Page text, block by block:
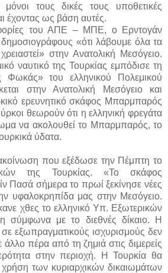
τους δικές τους υποθετικές
έχοντας ως βάση αυτές.
του ΑΠΕ – ΜΠΕ, ο Ερντογάν
«ότι λάβουμε όλα τα
στην Ανατολική Μεσόγειο.
ναυτικό της Τουρκίας εμπόδισε τη
Φωκάς» του ελληνικού Πολεμικού
στην Ανατολική Μεσόγειο και
ερευνητικό σκάφος Μπαρμπαρός
θεωρούν ότι η ελληνική φρεγάτα
να ακολουθεί το Μπαρμπαρός, το
ύδατα.
που εξέδωσε την Πέμπτη το
της Τουρκίας. «Το σκάφος
Πασά σήμερα το πρωί ξεκίνησε νέες
υφαλοκρηπίδα μας στην Μεσόγειο.
χθες το ελληνικό Υπ. Εξωτερικών
σύμφωνα με το διεθνές δίκαιο. Η
εξωπραγματικούς ισχυρισμούς δεν
άλλο πέρα από τη ζημιά στις διμερείς
στην περιοχή. Η Τουρκία θα
χρήση των κυριαρχικών δικαιωμάτων